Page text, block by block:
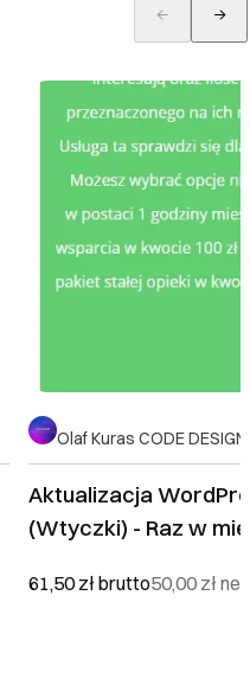
Olaf Kuras CODE DESIGN
Aktualizacja
(Wtyczki) - Raz w
61,50 zł brutto50,00 zł